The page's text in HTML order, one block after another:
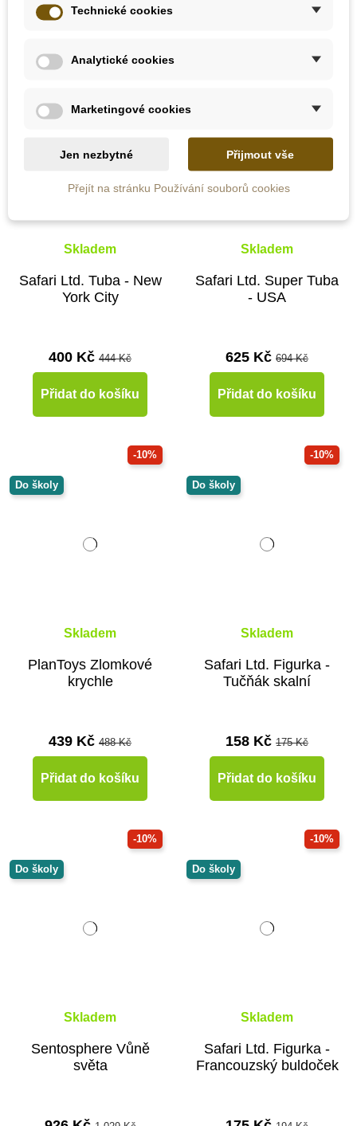
Přidat do košíku Přidat do košíku
Do školy
Skladem
Safari Ltd. Tuba - New
York City
400 Kč 444 Kč
Přidat do košíku
Skladem
Safari Ltd. Super Tuba
- USA
625 Kč 694 Kč
Přidat do košíku
-10%
Do školy
Skladem
PlanToys Zlomkové
krychle
439 Kč 488 Kč
Přidat do košíku
-10%
Do školy
Skladem
Safari Ltd. Figurka -
Tučňák skalní
158 Kč 175 Kč
Přidat do košíku
-10%
Do školy
Skladem
Sentosphere Vůně
světa
-10%
Do školy
Skladem
Safari Ltd. Figurka -
Francouzský buldoček
Technické cookies
Analytické cookies
Marketingové cookies
Jen nezbytné Přijmout vše
Přejít na stránku Používání souborů cookies